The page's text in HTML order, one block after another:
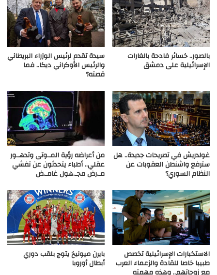
بالصور.. خسائر فادحة بالغارات
الإسرائيلية على دمشق
سيدة تقدم لرئيس الوزراء البريطاني
والرئيس الأوكراني ديكا.. فما
قصته؟
غولدريش في تصريحات جديدة.. هل
سترفع واشنطن العقوبات عن
النظام السوري؟
من أعراضه رؤية المـ.وتى وتدهـ.ور
عقلي.. أطباء يتحدثون عن تفشي
مـ.رض مجـ.هول غامـ.ض
الاستخبارات الإسرائيلية تخصص
طبيبا خاصا للقادة والزعماء العرب
بايرن ميونيخ يتوج بلقب دوري
أبطال أوروبا